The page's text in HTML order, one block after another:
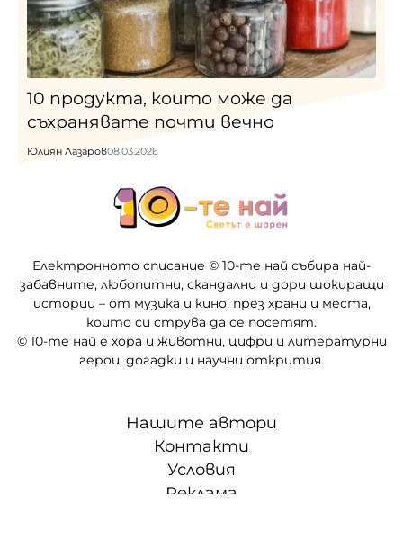
10 продукта, които може да
съхранявате почти вечно
Юлиян Лазаров08.03.2026
Електронното списание © 10-те най събира най-
забавните, любопитни, скандални и дори шокиращи
истории – от музика и кино, през храни и места,
които си струва да се посетят.
© 10-те най е хора и животни, цифри и литературни
герои, догадки и научни открития.
Нашите автори
Контакти
Условия
Реклама